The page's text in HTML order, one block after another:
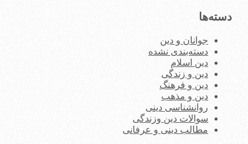
دسته‌ها
جوانان و دین
دسته‌بندی نشده
دین اسلام
دین و زندگی
دین و فرهنگ
دین و مذهب
روانشناسی دینی
سوالات دین وزندگی
مطالب دینی و عرفانی